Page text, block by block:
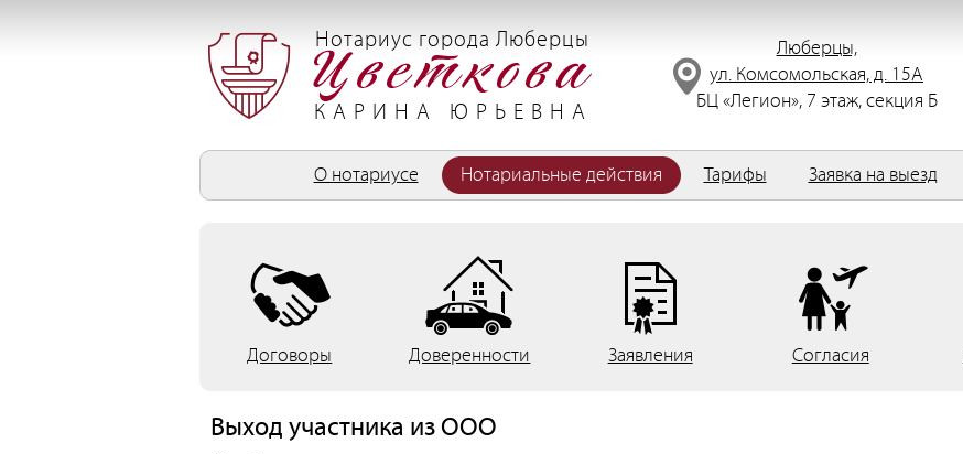
Нотариус города Люберцы
КАРИНА ЮРЬЕВНА
Люберцы,
ул. Комсомольская, д. 15А
БЦ «Легион», 7 этаж, секция Б
О нотариусе Нотариальные действия Тарифы Заявка на выезд
Договоры Доверенности Заявления Согласия
Выход участника из ООО